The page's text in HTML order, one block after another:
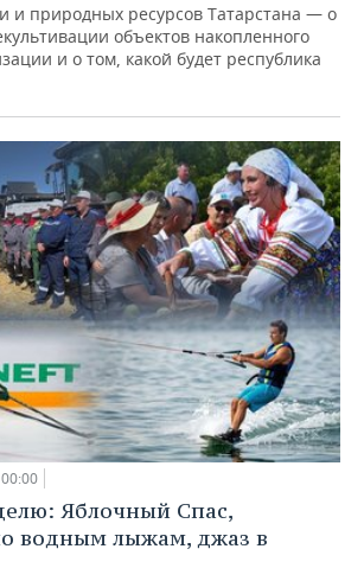
и природных ресурсов Татарстана — о
объектов накопленного
и о том, какой будет республика
Яблочный Спас,
водным лыжам, джаз в